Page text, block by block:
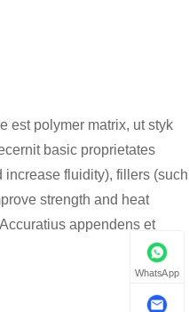
est polymer matrix, ut styk
basic proprietates
fluidity), fillers (such
strength and heat
appendens et
WhatsApp